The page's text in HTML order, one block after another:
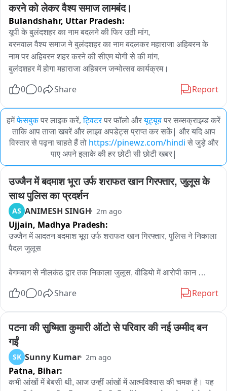
करने को लेकर वैश्य समाज लामबंद।
Bulandshahr, Uttar Pradesh:
यूपी के बुलंदशहर का नाम बदलने की फिर उठी मांग,
बरनवाल वैश्य समाज ने बुलंदशहर का नाम बदलकर महाराजा अहिबरन के
नाम पर अहिबरन शहर करने की सीएम योगी से की मांग,
बुलंदशहर में होगा महाराजा अहिबरन जन्मोत्सव कार्यक्रम।
0 0 Share Report
हमेंफेसबुकपर लाइक करें, ट्विटरपर फॉलो औरयूट्यूबपर सब्सक्राइब्ड करें
ताकि आप ताजा खबरें और लाइव अपडेट्स प्राप्त कर सकें| और यदि आप
विस्तार से पढ़ना चाहते हैं तो https://pinewz.com/hindi से जुड़े और
पाए अपने इलाके की हर छोटी सी छोटी खबर|
उज्जैन में बदमाश भूरा उर्फ शराफत खान गिरफ्तार, जुलूस के
साथ पुलिस का प्रदर्शन
AS ANIMESH SINGH 2m ago
Ujjain, Madhya Pradesh:
उज्जैन में आदतन बदमाश भूरा उर्फ शराफत खान गिरफ्तार, पुलिस ने निकाला
पैदल जुलूस
बेगमबाग से नीलकंठ द्वार तक निकाला जुलूस, वीडियो में आरोपी कान
को महाकाल थाना पुलिस ने गिरफ्तार कर लिया। पुलिस के अनुसार आरोपी
के खिलाफ महाकाल थाने में पहले से कई आपराधिक मामले दर्ज हैं। उस पर
चाकूबाजी, दादागिरी, शराब पीकर उत्पात मचाने और लोगों को डराने-धमकाने
जैसे आरोप हैं。
पुलिस ने हाल ही में दर्ज एक मामले में कार्रवाई करते हुए आरोपी को गिरफ्तार
0 0 Share Report
पटना की सुष्मिता कुमारी ऑटो से परिवार की नई उम्मीद बन
गईं
SK Sunny Kumar 2m ago
Patna, Bihar:
कभी आंखों में बेबसी थी, आज उन्हीं आंखों में आत्मविश्वास की चमक है। यह